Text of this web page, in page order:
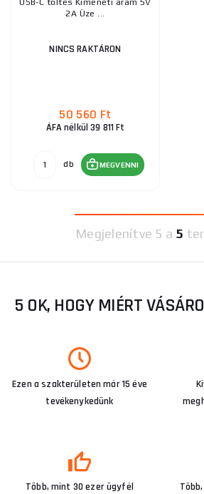
USB-C töltés Kimeneti áram 5V
2A Üze ...
NINCS RAKTÁRON
50 560 Ft
ÁFA nélkül 39 811 Ft
db MEGVENNI
Megjelenítve 5 a 5
5 OK, HOGY MIÉRT
Ezen a szakterületen már 15 éve
tevékenykedünk
Több, mint 30 ezer ügyfél